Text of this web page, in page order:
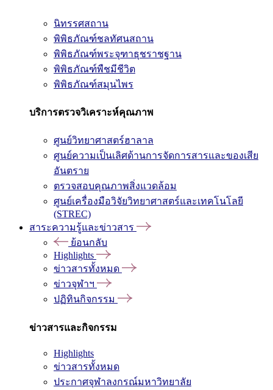
นิทรรศสถาน
พิพิธภัณฑ์ชลทัศนสถาน
พิพิธภัณฑ์พระจุฑาธุชราชฐาน
พิพิธภัณฑ์พืชมีชีวิต
พิพิธภัณฑ์สมุนไพร
บริการตรวจวิเคราะห์คุณภาพ
ศูนย์วิทยาศาสตร์ฮาลาล
ศูนย์ความเป็นเลิศด้านการจัดการสารและของเสีย
อันตราย
ตรวจสอบคุณภาพสิ่งแวดล้อม
ศูนย์เครื่องมือวิจัยวิทยาศาสตร์และเทคโนโลยี
(STREC)
สาระความรู้และข่าวสาร
ย้อนกลับ
Highlights
ข่าวสารทั้งหมด
ข่าวจุฬาฯ
ปฏิทินกิจกรรม
ข่าวสารและกิจกรรม
Highlights
ข่าวสารทั้งหมด
ประกาศจุฬาลงกรณ์มหาวิทยาลัย